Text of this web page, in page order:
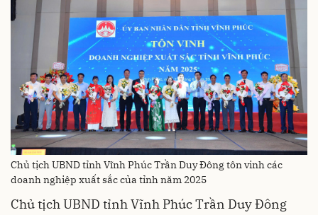
Chủ tịch UBND tỉnh Vĩnh Phúc Trần Duy Đông tôn vinh các
doanh nghiệp xuất sắc của tỉnh năm 2025
Chủ tịch UBND tỉnh Vĩnh Phúc Trần Duy Đông